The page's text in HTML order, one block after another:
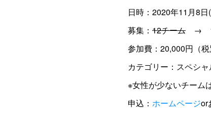
日時：2020年11月8
募集： 12チーム →
参加費：20,000円（税
カテゴリー：スペシ
※女性が少ないチーム
申込： ホームページor